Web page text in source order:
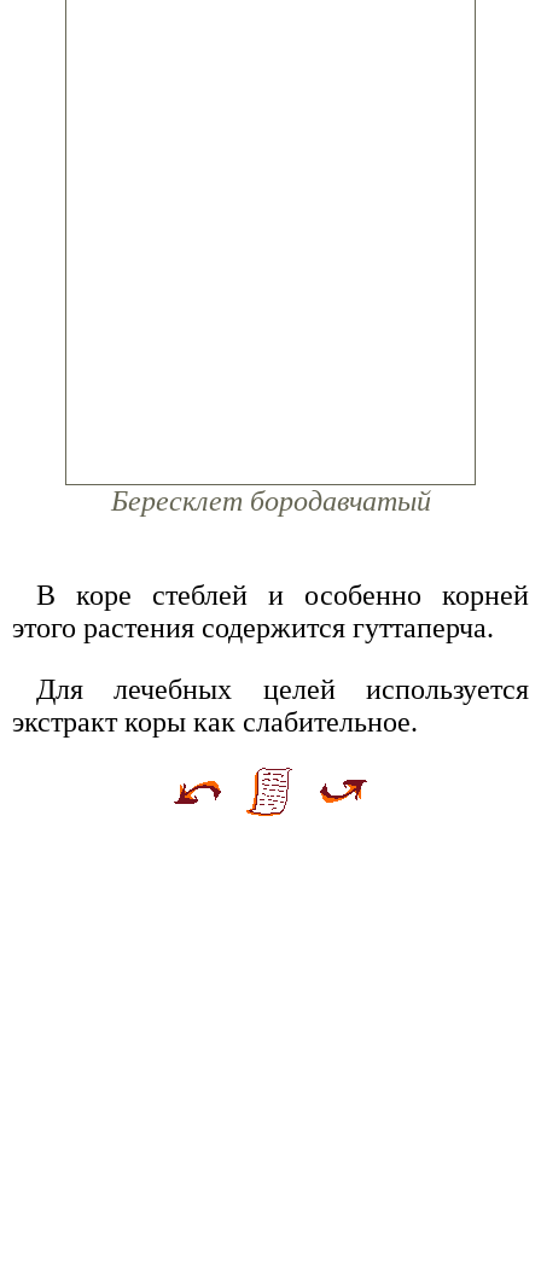
Бересклет бородавчатый
В коре стеблей и особенно корней
этого растения содержится гуттаперча.
Для лечебных целей используется
экстракт коры как слабительное.